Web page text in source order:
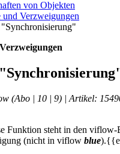
von Objekten
und Verzweigungen
"Synchronisierung"
(Abo | 10 | 9) | Artikel:
Funktion steht in den viflow-
(nicht in viflow blue